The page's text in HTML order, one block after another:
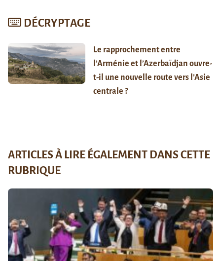
DÉCRYPTAGE
Le rapprochement entre
l’Arménie et l’Azerbaïdjan ouvre-
t-il une nouvelle route vers l’Asie
centrale ?
ARTICLES À LIRE ÉGALEMENT DANS CETTE
RUBRIQUE